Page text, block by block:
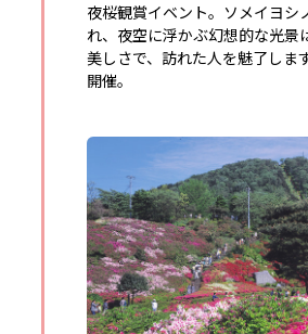
夜桜観賞イベント。ソメイヨシ
れ、夜空に浮かぶ幻想的な光景
美しさで、訪れた人を魅了しま
開催。